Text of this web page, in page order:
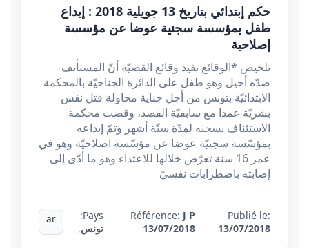
حكم إبتدائي بتاريخ 13 جويلية 2018 : إيداع
طفل بمؤسسة سجنية عوضا عن مؤسسة
إصلاحية
تلخيص *الوقائع تفيد وقائع القضيّة أنّ المستأنف
ضدّه أحيل وهو طفل على الدائرة الجناحيّة بالمحكمة
الابتدائيّة بتونس من أجل جناية محاولة قتل نفس
بشريّة عمدا مع سابقيّة القصد، وقضت محكمة
الاستئناف بسجنه لمدّة ستّة أشهر وتمّ إيداعه
بمؤسّسة سجنيّة عوضا عن مؤسّسة اصلاحيّة وهو في
عمر 16 سنة تعرّض خلالها للاعتداء وهو ما أدّى إلى
إصابته باضطرابات نفسيّ
Publié le:
13/07/2018
Référence: J P
13/07/2018
Pays:
تونس,
ar